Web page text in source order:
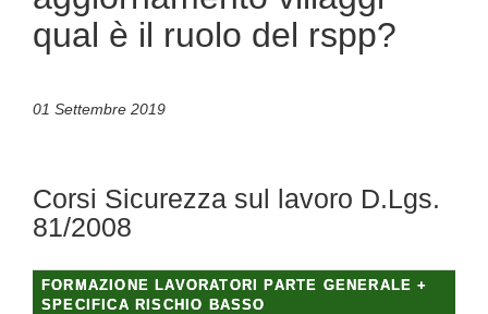
qual è il ruolo del rspp?
01 Settembre 2019
Corsi Sicurezza sul lavoro D.Lgs.
81/2008
FORMAZIONE LAVORATORI PARTE GENERALE +
SPECIFICA RISCHIO BASSO